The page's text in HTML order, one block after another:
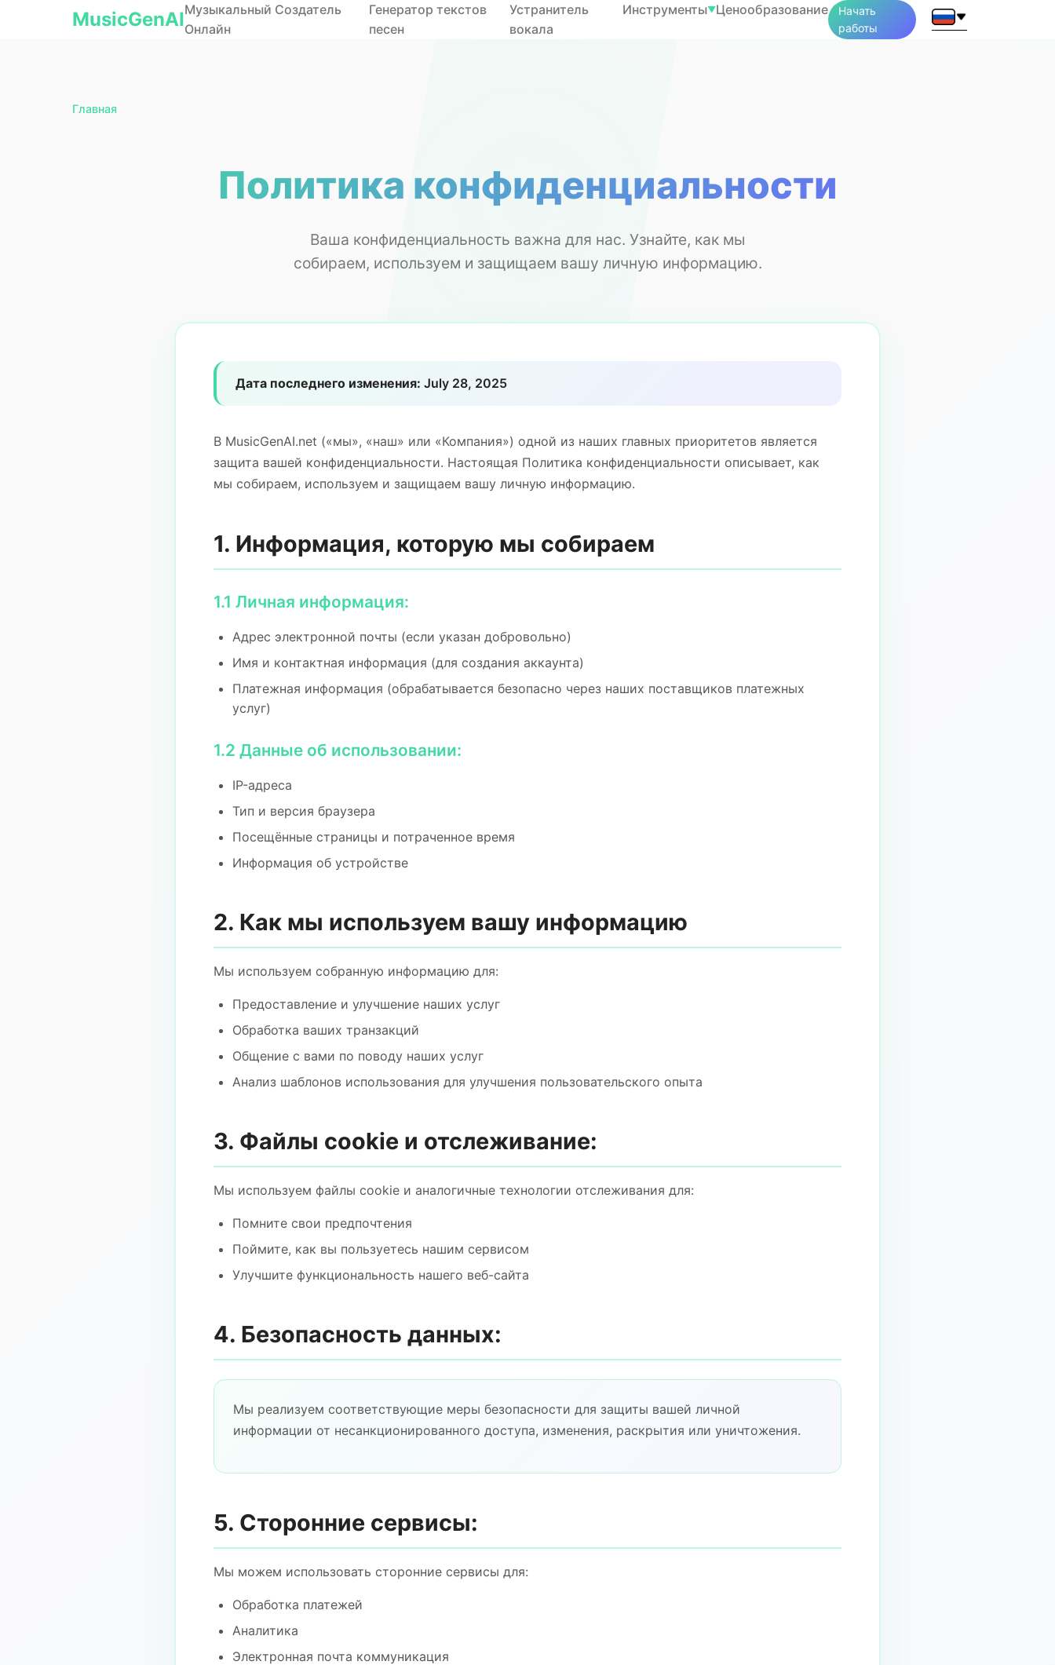
MusicGenAIМузыкальный Создатель
Онлайн
Генератор текстов
песен
Устранитель
вокала
Инструменты▼Ценообразование
Начать
работы
Главная
Политика конфиденциальности
Ваша конфиденциальность важна для нас. Узнайте, как мы
собираем, используем и защищаем вашу личную информацию.
Дата последнего изменения: July 28, 2025
В MusicGenAI.net («мы», «наш» или «Компания») одной из наших главных приоритетов является
защита вашей конфиденциальности. Настоящая Политика конфиденциальности описывает, как
мы собираем, используем и защищаем вашу личную информацию.
1. Информация, которую мы собираем
1.1 Личная информация:
Адрес электронной почты (если указан добровольно)
Имя и контактная информация (для создания аккаунта)
Платежная информация (обрабатывается безопасно через наших поставщиков платежных
услуг)
1.2 Данные об использовании:
IP-адреса
Тип и версия браузера
Посещённые страницы и потраченное время
Информация об устройстве
2. Как мы используем вашу информацию
Мы используем собранную информацию для:
Предоставление и улучшение наших услуг
Обработка ваших транзакций
Общение с вами по поводу наших услуг
Анализ шаблонов использования для улучшения пользовательского опыта
3. Файлы cookie и отслеживание:
Мы используем файлы cookie и аналогичные технологии отслеживания для:
Помните свои предпочтения
Поймите, как вы пользуетесь нашим сервисом
Улучшите функциональность нашего веб-сайта
4. Безопасность данных:
Мы реализуем соответствующие меры безопасности для защиты вашей личной
информации от несанкционированного доступа, изменения, раскрытия или уничтожения.
5. Сторонние сервисы:
Мы можем использовать сторонние сервисы для:
Обработка платежей
Аналитика
Электронная почта коммуникация